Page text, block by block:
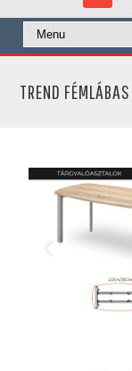
TREND